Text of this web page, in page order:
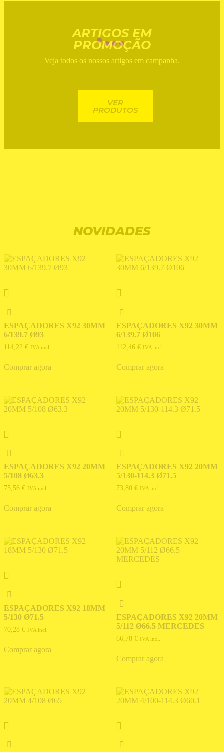
ARTIGOS EM
PROMOÇÃO
Veja todos os nossos artigos em campanha.
VER
PRODUTOS
NOVIDADES
ESPAÇADORES X92 30MM
6/139.7 Ø93
114,22 € IVA incl.
Comprar agora
ESPAÇADORES X92 30MM
6/139.7 Ø106
112,46 € IVA incl.
Comprar agora
ESPAÇADORES X92 20MM
5/108 Ø63.3
75,56 € IVA incl.
Comprar agora
ESPAÇADORES X92 20MM
5/130-114.3 Ø71.5
73,80 € IVA incl.
Comprar agora
ESPAÇADORES X92 18MM
5/130 Ø71.5
70,28 € IVA incl.
Comprar agora
ESPAÇADORES X92 20MM
5/112 Ø66.5 MERCEDES
66,78 € IVA incl.
Comprar agora